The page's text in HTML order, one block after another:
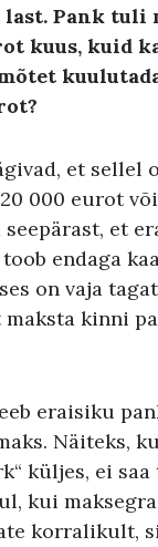
Pank tuli
kuus, kuid
et sellel
000 eurot
seepärast, et
endaga
on vaja
maksta kinni
eraisiku
Näiteks,
küljes, ei
kui
korralikult,